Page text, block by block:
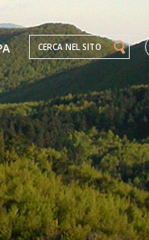
Search this site